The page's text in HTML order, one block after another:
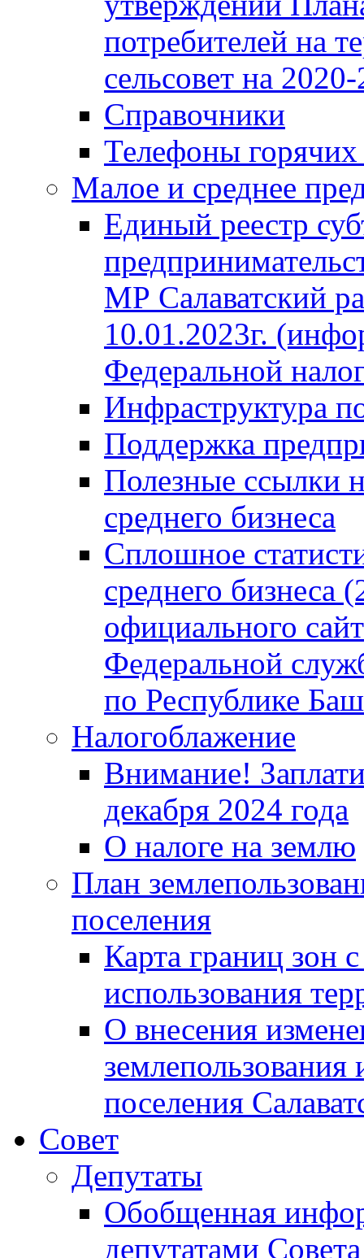
потребителей на
сельсовет на 2020-
Справочники
Телефоны
Малое и среднее
Единый реестр
МР Салаватский
10.01.2023г.
Федеральной
Инфраструктура
Поддержка
Полезные ссылки
среднего бизнеса
Сплошное
среднего бизнеса
официального
Федеральной
по Республике
Налогоблажение
Внимание!
декабря 2024 года
О налоге на землю
План
поселения
Карта границ зон
использования
О внесения
землепользования
поселения
Совет
Депутаты
Обобщенная
депутатами